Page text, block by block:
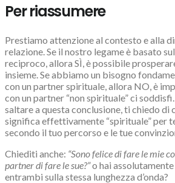
Per riassumere
Prestiamo attenzione al contesto e alla
relazione. Se il nostro legame è basato
reciproco, allora SÌ, è possibile
insieme. Se abbiamo un bisogno
con un partner spirituale, allora NO, è
con un partner “non spirituale” ci
saltare a questa conclusione, ti chiedo di
significa effettivamente “spirituale” per
secondo il tuo percorso e le tue
Chiediti anche: “Sono felice di fare le mie
partner di fare le sue?”o hai
entrambi sulla stessa lunghezza d’onda?